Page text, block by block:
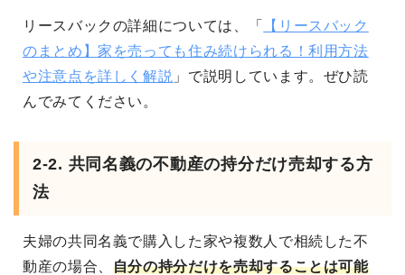
リースバックの詳細については、「
【リースバック
のまとめ】家を売っても住み続けられる！利用方法
や注意点を詳しく解説 」で説明しています。ぜひ読
んでみてください。
2-2. 共同名義の不動産の持分だけ売却する方
法
夫婦の共同名義で購入した家や複数人で相続した不
動産の場合、 自分の持分だけを売却することは可能